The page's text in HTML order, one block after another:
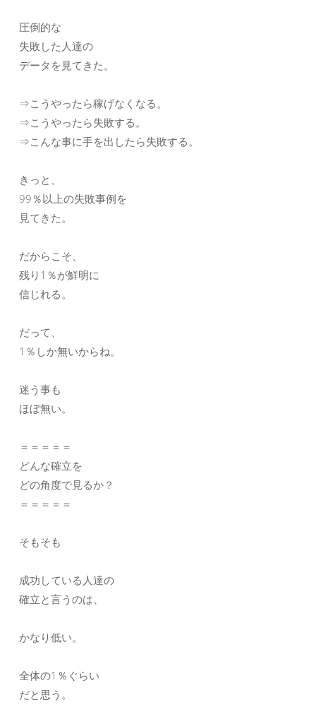
圧倒的な
失敗した人達の
データを見てきた。
⇒こうやったら稼げなくなる。
⇒こうやったら失敗する。
⇒こんな事に手を出したら失敗する。
きっと、
99％以上の失敗事例を
見てきた。
だからこそ、
残り1％が鮮明に
信じれる。
だって、
1％しか無いからね。
迷う事も
ほぼ無い。
＝＝＝＝＝
どんな確立を
どの角度で見るか？
＝＝＝＝＝
そもそも
成功している人達の
確立と言うのは、
かなり低い。
全体の1％ぐらい
だと思う。